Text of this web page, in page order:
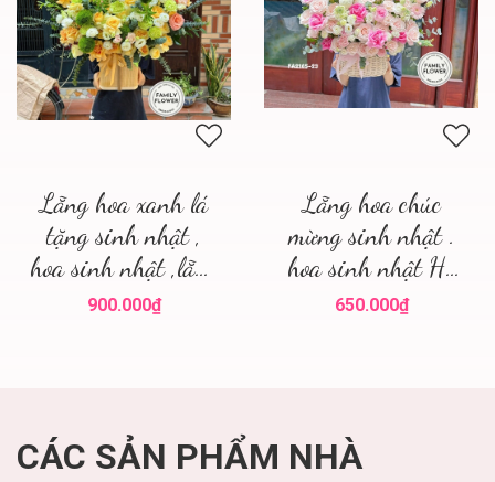
Lẵng hoa xanh lá
tặng sinh nhật ,
hoa sinh nhật ,lẵng
hoa đẹp
900.000₫
Lẵng hoa chúc
mừng sinh nhật .
hoa sinh nhật Hà
Nội
650.000₫
CÁC SẢN PHẨM NHÀ